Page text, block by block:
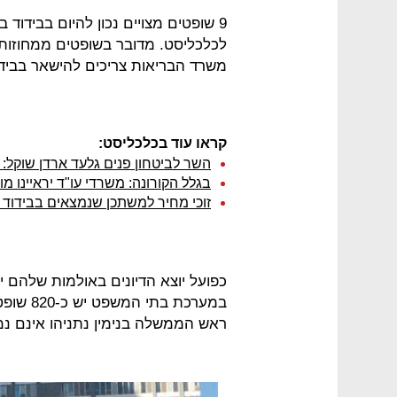
9 שופטים מצויים נכון להיום
לכלכליסט. מדובר בשופטים
משרד הבריאות צריכים להישאר בבידוד 14
קראו עוד בכלכליסט:
השר לביטחון פנים גלעד ארדן
בגלל הקורונה: משרדי עו"ד יראיינו
זוכי מחיר למשתכן שנמצאים
כפועל יוצא הדיונים באולמות שלהם
ראש הממשלה בנימין נתניהו אינם